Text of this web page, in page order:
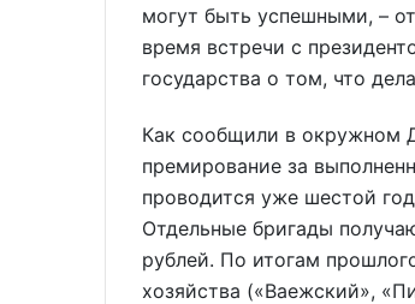
могут быть успешными, –
время встречи с
государства о том, что
Как сообщили в окружном
премирование за
проводится уже шестой
Отдельные бригады
рублей. По итогам
хозяйства («Ваежский»,